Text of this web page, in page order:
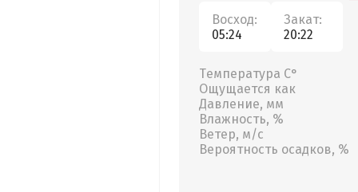
Восход:
05:24
Закат:
20:22
Температура С°
Ощущается как
Давление, мм
Влажность, %
Ветер, м/с
Вероятность осадков, %